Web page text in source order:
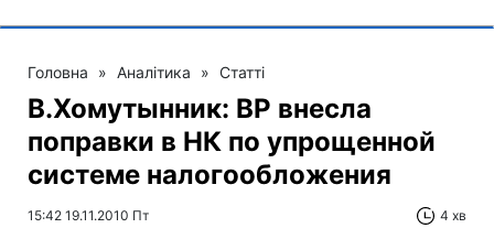
Головна » Аналітика » Статті
В.Хомутынник: ВР внесла
поправки в НК по упрощенной
системе налогообложения
15:42 19.11.2010 Пт 4 хв